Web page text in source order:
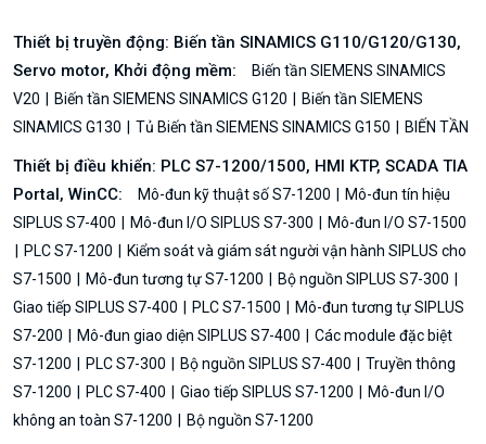
Thiết bị truyền động: Biến tần SINAMICS G110/G120/G130,
Servo motor, Khởi động mềm:
Biến tần SIEMENS SINAMICS
V20
Biến tần SIEMENS SINAMICS G120
Biến tần SIEMENS
SINAMICS G130
Tủ Biến tần SIEMENS SINAMICS G150 BIẾN TẦN
Thiết bị điều khiển: PLC S7-1200/1500, HMI KTP, SCADA TIA
Portal, WinCC:
Mô-đun kỹ thuật số S7-1200
Mô-đun tín hiệu
SIPLUS S7-400
Mô-đun I/O SIPLUS S7-300
Mô-đun I/O S7-1500
PLC S7-1200
Kiểm soát và giám sát người vận hành SIPLUS cho
S7-1500
Mô-đun tương tự S7-1200
Bộ nguồn SIPLUS S7-300
Giao tiếp SIPLUS S7-400
PLC S7-1500
Mô-đun tương tự SIPLUS
S7-200
Mô-đun giao diện SIPLUS S7-400
Các module đặc biệt
S7-1200
PLC S7-300 Bộ nguồn SIPLUS S7-400
Truyền thông
S7-1200
PLC S7-400 Giao tiếp SIPLUS S7-1200
Mô-đun I/O
không an toàn S7-1200
Bộ nguồn S7-1200